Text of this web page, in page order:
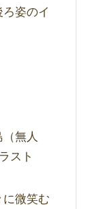
姿のイ
無人
スト
微笑む